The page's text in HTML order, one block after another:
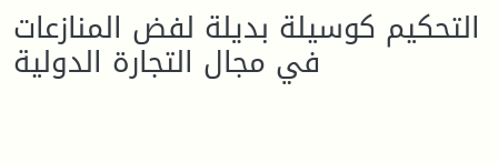
التحكيم كوسيلة بديلة لفض المنازعات
في مجال التجارة الدولية